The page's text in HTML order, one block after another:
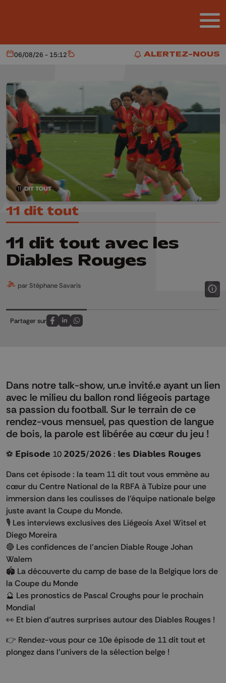
ALERTEZ-NOUS
ALERTEZ-NOUS
Aujourd'hui
06/08/26 - 15:12 Météo
11 dit tout
11 dit tout avec les
Diables Rouges
par Stéphane Savaris
Partager sur
Partagez sur FaceBook
Partagez sur LinkedIn
Partagez sur Whatsapp
Dans notre talk-show, un.e invité.e ayant un lien
avec le milieu du ballon rond liégeois partage
sa passion du football. Sur le terrain de ce
rendez-vous mensuel, pas question de langue
de bois, la parole est libérée au cœur du jeu !
⚽️ 𝗘́𝗽𝗶𝘀𝗼𝗱𝗲 10 𝟮𝟬𝟮𝟱/𝟮𝟬𝟮𝟲 : 𝗹𝗲𝘀 𝗗𝗶𝗮𝗯𝗹𝗲𝘀 𝗥𝗼𝘂𝗴𝗲𝘀
Dans cet épisode : la team 11 dit tout vous emmène au
cœur du Centre National de la RBFA à Tubize pour une
immersion dans les coulisses de l’équipe nationale belge
juste avant la Coupe du Monde.
🎙️ Les interviews exclusives des Liégeois Axel Witsel et
Diego Moreira
🔴 Les confidences de l’ancien Diable Rouge Johan
Walem
🏟️ La découverte du camp de base de la Belgique lors de
la Coupe du Monde
🔮 Les pronostics de Pascal Croughs pour le prochain
Mondial
👀 Et bien d’autres surprises autour des Diables Rouges !
👉 Rendez-vous pour ce 10e épisode de 11 dit tout et
plongez dans l'univers de la sélection belge !